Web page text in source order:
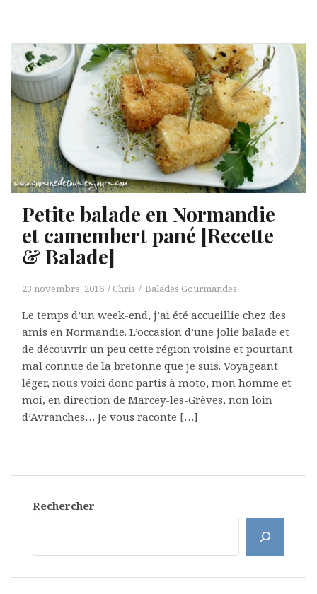
Petite balade en Normandie
et camembert pané [Recette
& Balade]
23 novembre, 2016 Chris Balades Gourmandes
Le temps d’un week-end, j’ai été accueillie chez des
amis en Normandie. L’occasion d’une jolie balade et
de découvrir un peu cette région voisine et pourtant
mal connue de la bretonne que je suis. Voyageant
léger, nous voici donc partis à moto, mon homme et
moi, en direction de Marcey-les-Grèves, non loin
d’Avranches… Je vous raconte […]
Rechercher